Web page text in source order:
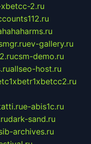
2.ru
ev-gallery.ru
csm-demo.ru
allseo-host.ru
e-abis1c.ru
dark-sand.ru
archives.ru